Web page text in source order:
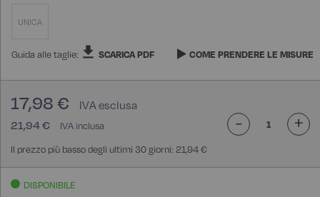
UNICA
Guida alle taglie: SCARICA PDF COME PRENDERE LE MISURE
21,94 €
17,98 €
Il prezzo più basso degli ultimi 30 giorni: 21,94 €
- +
DISPONIBILE